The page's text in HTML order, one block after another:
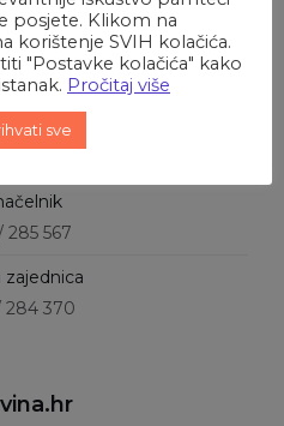
brojevi
upravni odjel
285 567
zajednica
284 370
posjete. Klikom na
korištenje SVIH kolačića.
"Postavke kolačića" kako
Pročitaj više
sve